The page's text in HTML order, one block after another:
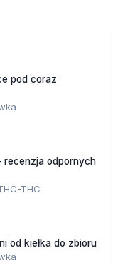
pod coraz
recenzja odpornych
THC
od kiełka do zbioru